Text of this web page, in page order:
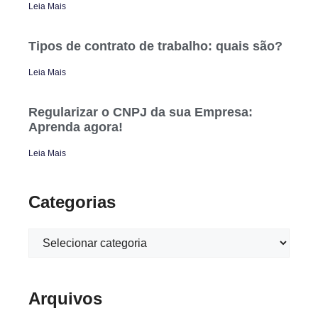
Leia Mais
Tipos de contrato de trabalho: quais são?
Leia Mais
Regularizar o CNPJ da sua Empresa:
Aprenda agora!
Leia Mais
Categorias
Arquivos